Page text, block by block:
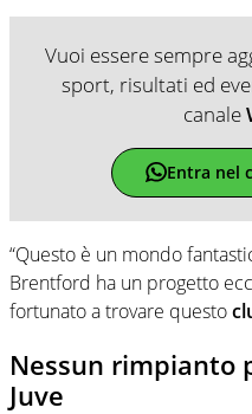
Vuoi essere sempre
sport, risultati ed
canale
Entra nel
“Questo è un mondo
Brentford ha un progetto
fortunato a trovare questo
Nessun rimpianto
Juve